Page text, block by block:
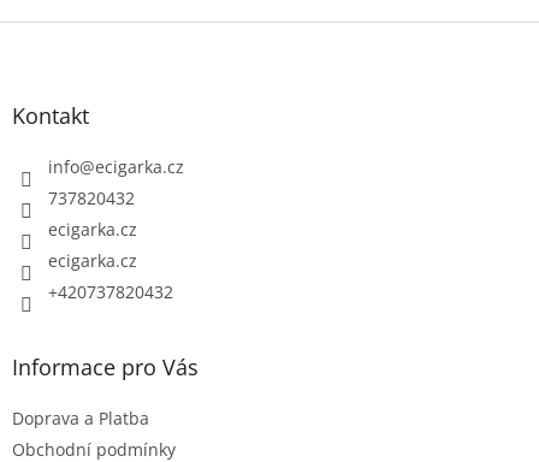
Kontakt
info@ecigarka.cz
737820432
ecigarka.cz
ecigarka.cz
+420737820432
Informace pro Vás
Doprava a Platba
Obchodní podmínky